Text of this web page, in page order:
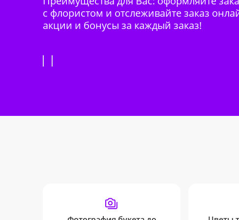
с флористом и отслеживайте заказ
акции и бонусы за каждый заказ!